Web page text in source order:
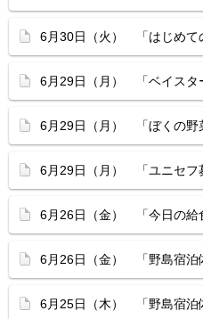
6月30日（火） 「はじめて
6月29日（月） 「ベイスタ
6月29日（月） 「ぼくの野
6月29日（月） 「ユニセフ
6月26日（金） 「今日の給
6月26日（金） 「野島宿泊
6月25日（木） 「野島宿泊